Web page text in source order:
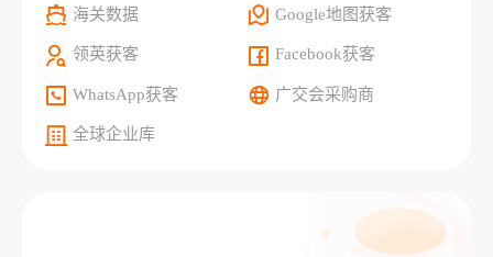
海关数据 Google地图获客
领英获客 Facebook获客
WhatsApp获客 广交会采购商
全球企业库